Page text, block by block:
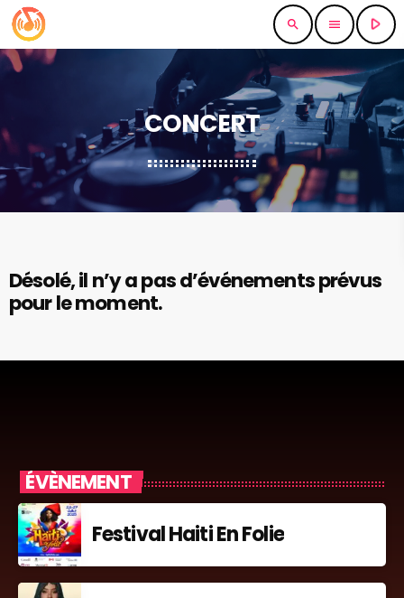
search menu play_arrow
CONCERT
Désolé, il n’y a pas d’événements prévus
pour le moment.
ÉVÈNEMENT
Festival Haiti En Folie